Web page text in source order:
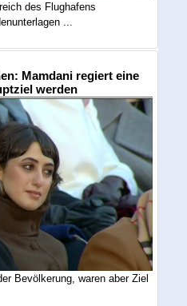
des Flughafens
...
Mamdani regiert eine
werden
Bevölkerung, waren aber Ziel